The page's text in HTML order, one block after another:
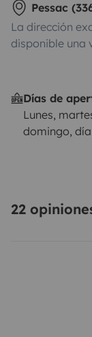
📩 Contáctame
Pessac
La dirección
disponible una
Días de
Lunes,
domingo,
22